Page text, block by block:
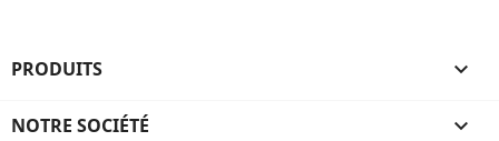
PRODUITS 
NOTRE SOCIÉTÉ 